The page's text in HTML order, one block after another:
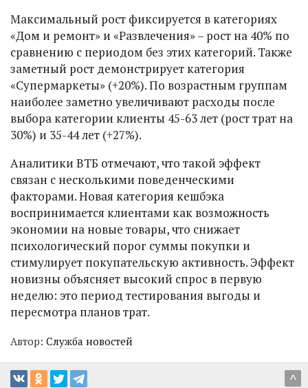
Максимальный рост фиксируется в категориях
«Дом и ремонт» и «Развлечения» – рост на 40% по
сравнению с периодом без этих категорий. Также
заметный рост демонстрирует категория
«Супермаркеты» (+20%). По возрастным группам
наиболее заметно увеличивают расходы после
выбора категории клиенты 45-63 лет (рост трат на
30%) и 35-44 лет (+27%).
Аналитики ВТБ отмечают, что такой эффект
связан с несколькими поведенческими
факторами. Новая категория кешбэка
воспринимается клиентами как возможность
экономии на новые товары, что снижает
психологический порог суммы покупки и
стимулирует покупательскую активность. Эффект
новизны объясняет высокий спрос в первую
неделю: это период тестирования выгоды и
пересмотра планов трат.
Автор: Служба новостей
^